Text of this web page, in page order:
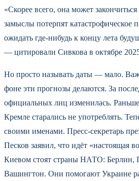
«Скорее всего, она может
замыслы потерпят
ожидать где-нибудь к концу лета
— цитировали Сивкова в октябре
Но просто называть даты — мало.
фоне эти прогнозы делаются. За
официальных лиц изменилась.
Кремле старались не употреблять.
своими именами. Пресс-секретарь
Песков заявил, что идёт «настоящая
Киевом стоят страны НАТО: Берлин,
Вашингтон. Они помогают Украине